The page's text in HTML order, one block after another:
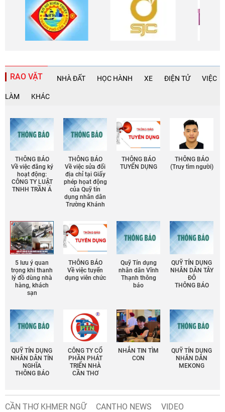
RAO VẶT NHÀ ĐẤT HỌC HÀNH XE ĐIỆN TỬ VIỆC
LÀM KHÁC
THÔNG BÁO
Về việc đăng ký
hoạt động:
CÔNG TY LUẬT
TNHH TRẦN Á
THÔNG BÁO
Về việc sửa đổi
địa chỉ tại Giấy
phép họat động
của Quỹ tín
dụng nhân dân
Trường Khánh
THÔNG BÁO
TUYỂN DỤNG
THÔNG BÁO
(Truy tìm người)
5 lưu ý quan
trọng khi thanh
lý đồ dùng nhà
hàng, khách
sạn
THÔNG BÁO
Về việc tuyển
dụng viên chức
Quỹ Tín dụng
nhân dân Vĩnh
Thạnh thông
báo
QUỸ TÍN DỤNG
NHÂN DÂN TÂY
ĐÔ
THÔNG BÁO
QUỸ TÍN DỤNG
NHÂN DÂN TÍN
NGHĨA
THÔNG BÁO
CÔNG TY CỔ
PHẦN PHÁT
TRIỂN NHÀ
CẦN THƠ
NHẮN TIN TÌM
CON
QUỸ TÍN DỤNG
NHÂN DÂN
MEKONG
CẦN THƠ KHMER NGỮ CANTHO NEWS
VIDEO